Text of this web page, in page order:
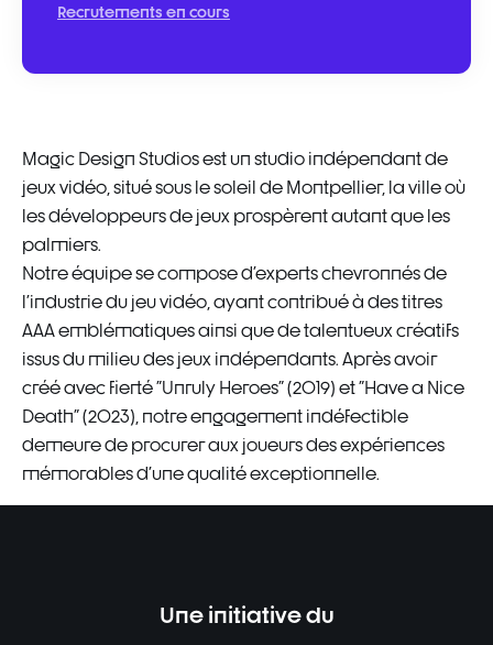
Recrutements en cours
Magic Design Studios est un studio indépendant de
jeux vidéo, situé sous le soleil de Montpellier, la ville où
les développeurs de jeux prospèrent autant que les
palmiers.
Notre équipe se compose d'experts chevronnés de
l'industrie du jeu vidéo, ayant contribué à des titres
AAA emblématiques ainsi que de talentueux créatifs
issus du milieu des jeux indépendants. Après avoir
créé avec fierté "Unruly Heroes" (2019) et "Have a Nice
Death" (2023), notre engagement indéfectible
demeure de procurer aux joueurs des expériences
mémorables d'une qualité exceptionnelle.
Une initiative du